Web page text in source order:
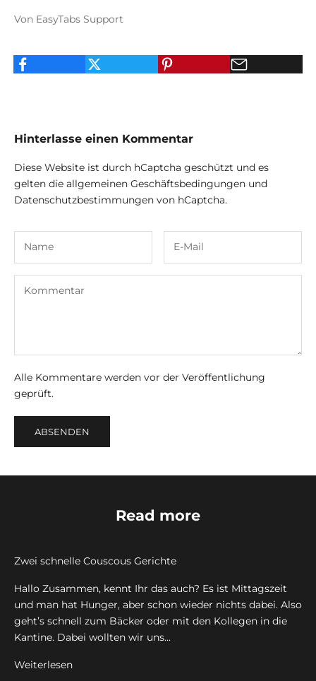
Von EasyTabs Support
Hinterlasse einen Kommentar
Diese Website ist durch hCaptcha geschützt und es
gelten die allgemeinen Geschäftsbedingungen und
Datenschutzbestimmungen von hCaptcha.
Alle Kommentare werden vor der Veröffentlichung
geprüft.
ABSENDEN
Read more
Zwei schnelle Couscous Gerichte
Hallo Zusammen, kennt Ihr das auch? Es ist Mittagszeit
und man hat Hunger, aber schon wieder nichts dabei. Also
geht’s schnell zum Bäcker oder mit den Kollegen in die
Kantine. Dabei wollten wir uns...
Weiterlesen